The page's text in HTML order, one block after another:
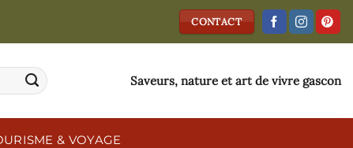
CONTACT
Saveurs, nature et art de vivre gascon
& VOYAGE